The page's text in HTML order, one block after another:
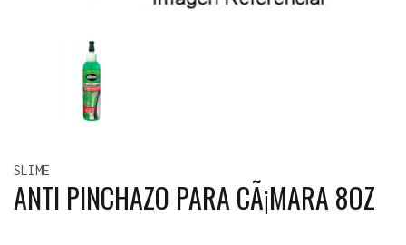
SLIME
ANTI PINCHAZO PARA CÃ¡MARA 8OZ